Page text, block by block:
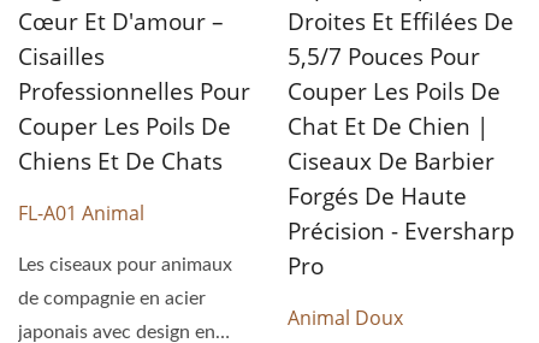
Cœur Et D'amour –
Cisailles
Professionnelles Pour
Couper Les Poils De
Chiens Et De Chats
FL-A01 Animal
Les ciseaux pour animaux
de compagnie en acier
japonais avec design en
Droites Et Effilées De
5,5/7 Pouces Pour
Couper Les Poils De
Chat Et De Chien |
Ciseaux De Barbier
Forgés De Haute
Précision - Eversharp
Pro
Animal Doux